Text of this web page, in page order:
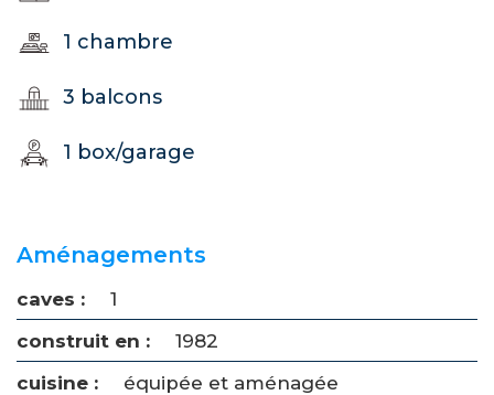
1 chambre
3 balcons
1 box/garage
Aménagements
caves :
1
construit en :
1982
cuisine :
équipée et aménagée